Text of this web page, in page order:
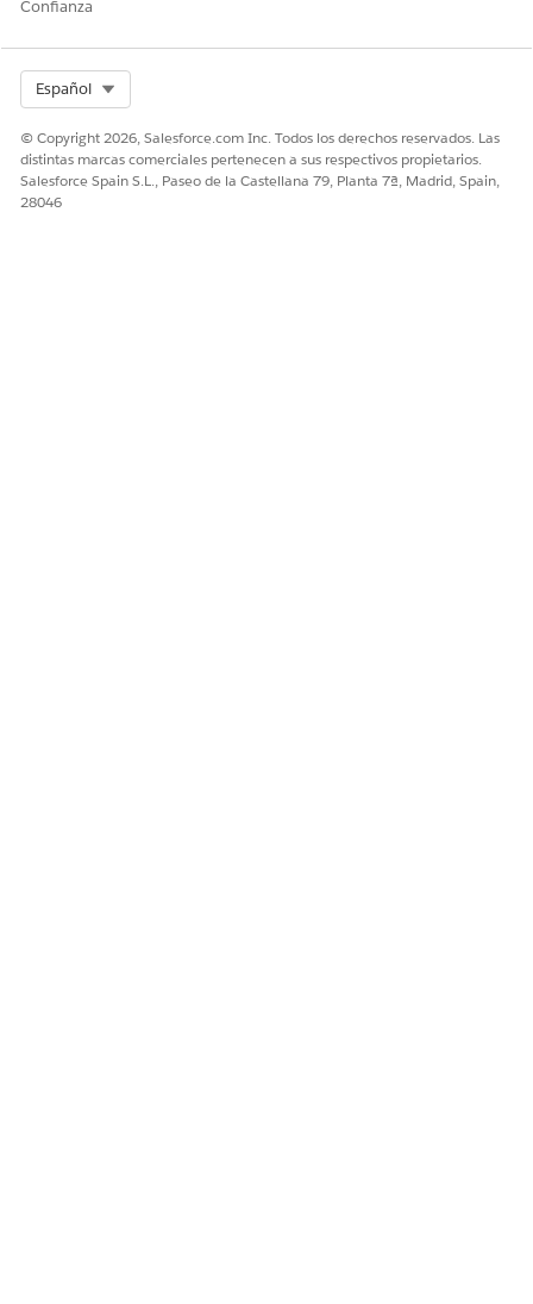
Confianza
Español
© Copyright 2026, Salesforce.com Inc. Todos los derechos reservados. Las
distintas marcas comerciales pertenecen a sus respectivos propietarios.
Salesforce Spain S.L., Paseo de la Castellana 79, Planta 7ª, Madrid, Spain,
28046